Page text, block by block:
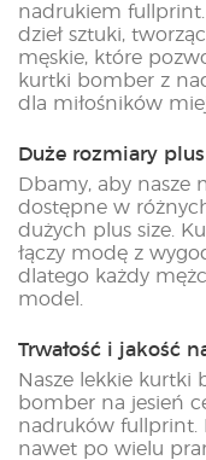
nadrukiem
dzieł sztuki,
męskie, które
kurtki bomber z
dla miłośników
Duże rozmiary
Dbamy, aby nasze
dostępne w
dużych plus size.
łączy modę z
dlatego każdy
model.
Trwałość i jakość
Nasze lekkie kurtki
bomber na jesień
nadruków fullprint.
nawet po wielu